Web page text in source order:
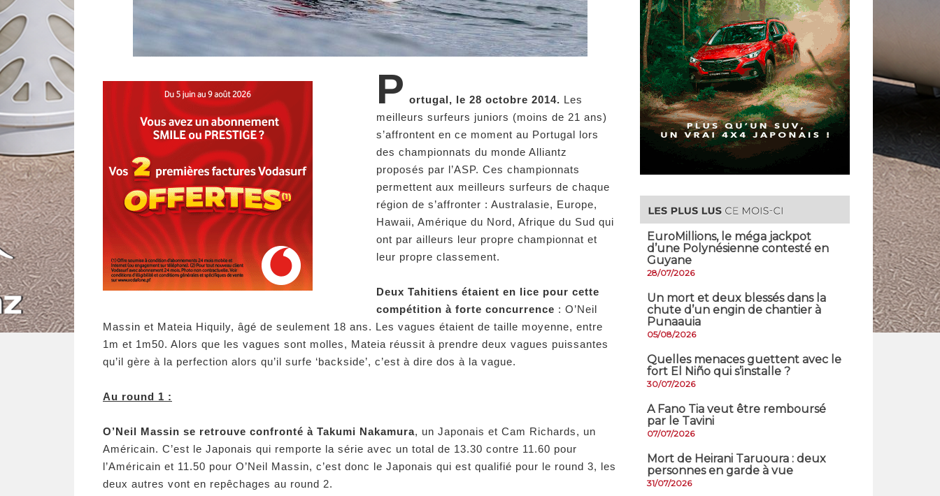
P ortugal, le 28 octobre 2014. Les
meilleurs surfeurs juniors (moins de 21 ans)
s’affrontent en ce moment au Portugal lors
des championnats du monde Alliantz
proposés par l’ASP. Ces championnats
permettent aux meilleurs surfeurs de chaque
région de s’affronter : Australasie, Europe,
Hawaii, Amérique du Nord, Afrique du Sud qui
ont par ailleurs leur propre championnat et
leur propre classement.
Deux Tahitiens étaient en lice pour cette
compétition à forte concurrence : O’Neil
Massin et Mateia Hiquily, âgé de seulement 18 ans. Les vagues étaient de taille moyenne, entre
1m et 1m50. Alors que les vagues sont molles, Mateia réussit à prendre deux vagues puissantes
qu’il gère à la perfection alors qu’il surfe ‘backside’, c’est à dire dos à la vague.
Au round 1 :
O’Neil Massin se retrouve confronté à Takumi Nakamura, un Japonais et Cam Richards, un
Américain. C’est le Japonais qui remporte la série avec un total de 13.30 contre 11.60 pour
l’Américain et 11.50 pour O’Neil Massin, c’est donc le Japonais qui est qualifié pour le round 3, les
deux autres vont en repêchages au round 2.
EuroMillions, ​le méga jackpot
d’une Polynésienne contesté en
Guyane
28/07/2026
​Un mort et deux blessés dans la
chute d’un engin de chantier à
Punaauia
05/08/2026
Quelles menaces guettent avec le
fort El Niño qui s’installe ?
30/07/2026
A Fano Tia veut être remboursé
par le Tavini
07/07/2026
Mort de Heirani Taruoura : deux
personnes en garde à vue
31/07/2026